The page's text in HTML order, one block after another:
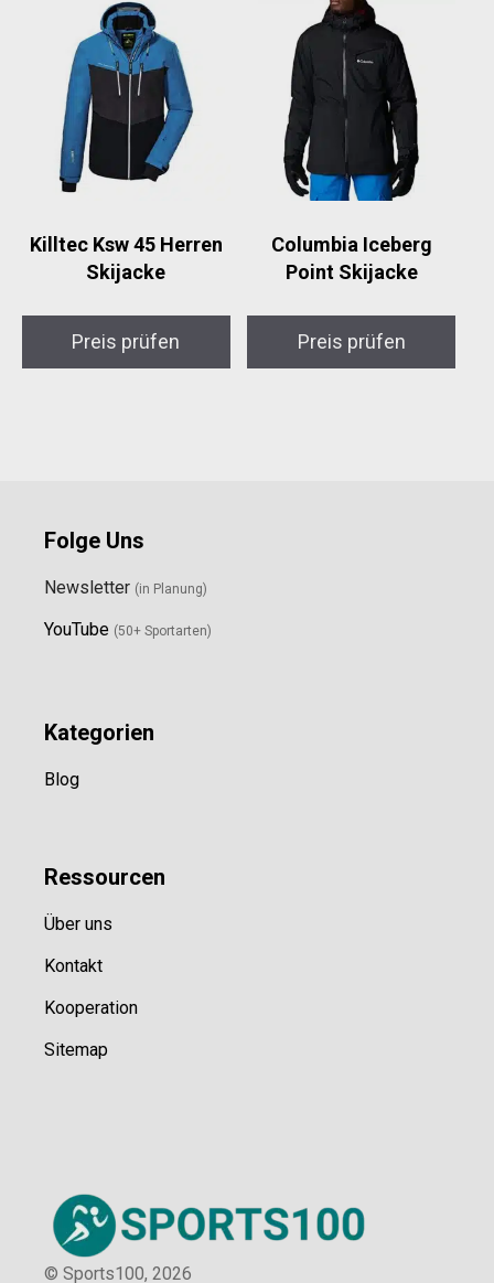
Killtec Ksw 45 Herren
Skijacke
Preis prüfen
Columbia Iceberg
Point Skijacke
Preis prüfen
Folge Uns
Newsletter (in Planung)
YouTube (50+ Sportarten)
Kategorien
Blog
Ressourcen
Über uns
Kontakt
Kooperation
Sitemap
© Sports100, 2026